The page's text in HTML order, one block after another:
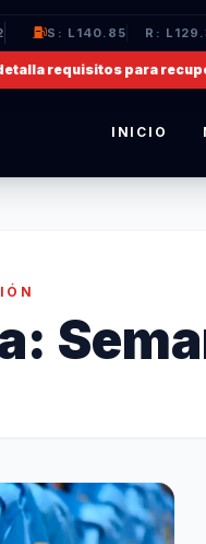
S: L140.85 R:
requisitos para recuperar
INICIO